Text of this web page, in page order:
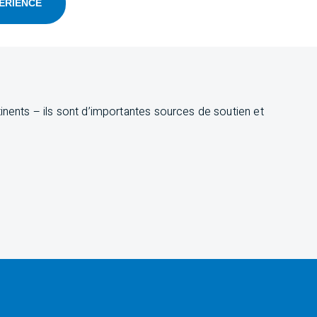
– ils sont d’importantes sources de soutien et